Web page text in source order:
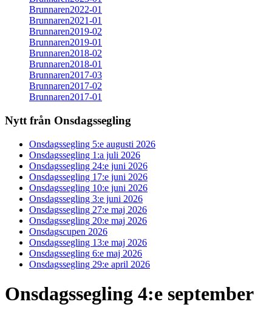
Brunnaren2022-01
Brunnaren2021-01
Brunnaren2019-02
Brunnaren2019-01
Brunnaren2018-02
Brunnaren2018-01
Brunnaren2017-03
Brunnaren2017-02
Brunnaren2017-01
Nytt från Onsdagssegling
Onsdagssegling 5:e augusti 2026
Onsdagssegling 1:a juli 2026
Onsdagssegling 24:e juni 2026
Onsdagssegling 17:e juni 2026
Onsdagssegling 10:e juni 2026
Onsdagssegling 3:e juni 2026
Onsdagssegling 27:e maj 2026
Onsdagssegling 20:e maj 2026
Onsdagscupen 2026
Onsdagssegling 13:e maj 2026
Onsdagssegling 6:e maj 2026
Onsdagssegling 29:e april 2026
Onsdagssegling 4:e september